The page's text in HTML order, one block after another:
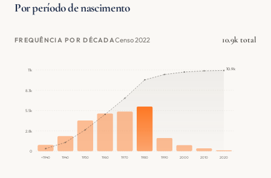
Por período de nascimento
FREQUÊNCIA POR DÉCADACenso 2022 10.9k total
0
2.8k
5.5k
8.3k
11k
<1940 1940 1950 1960 1970 1980 1990 2000 2010 2020
10.9k